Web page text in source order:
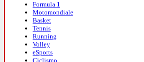
Formula 1
Motomondiale
Basket
Tennis
Running
Volley
eSports
Ciclismo